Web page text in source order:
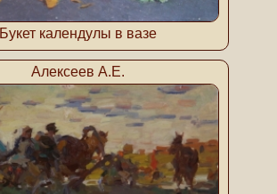
Букет календулы в вазе
Алексеев А.Е.